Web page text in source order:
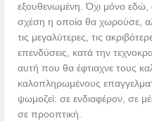
εξουθενωμένη. Όχι μόνο εδώ,
σχέση η οποία θα χωρούσε,
τις μεγαλύτερες, τις
επενδύσεις, κατά την
αυτή που θα έφτιαχνε τους
καλοπληρωμένους
ψωμοζεί: σε ενδιαφέρον, σε
σε προοπτική.